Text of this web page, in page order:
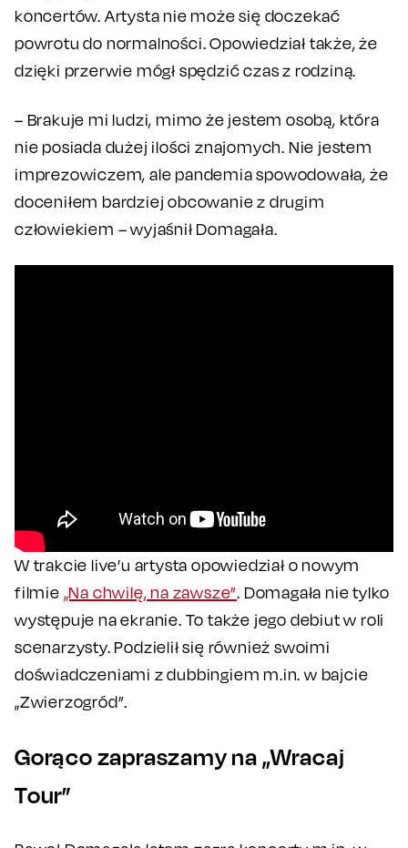
koncertów. Artysta nie może się doczekać
powrotu do normalności. Opowiedział także, że
dzięki przerwie mógł spędzić czas z rodziną.
– Brakuje mi ludzi, mimo że jestem osobą, która
nie posiada dużej ilości znajomych. Nie jestem
imprezowiczem, ale pandemia spowodowała, że
doceniłem bardziej obcowanie z drugim
człowiekiem – wyjaśnił Domagała.
W trakcie live’u artysta opowiedział o nowym
filmie „Na chwilę, na zawsze”. Domagała nie tylko
występuje na ekranie. To także jego debiut w roli
scenarzysty. Podzielił się również swoimi
doświadczeniami z dubbingiem m.in. w bajcie
„Zwierzogród”.
Gorąco zapraszamy na „Wracaj
Tour”